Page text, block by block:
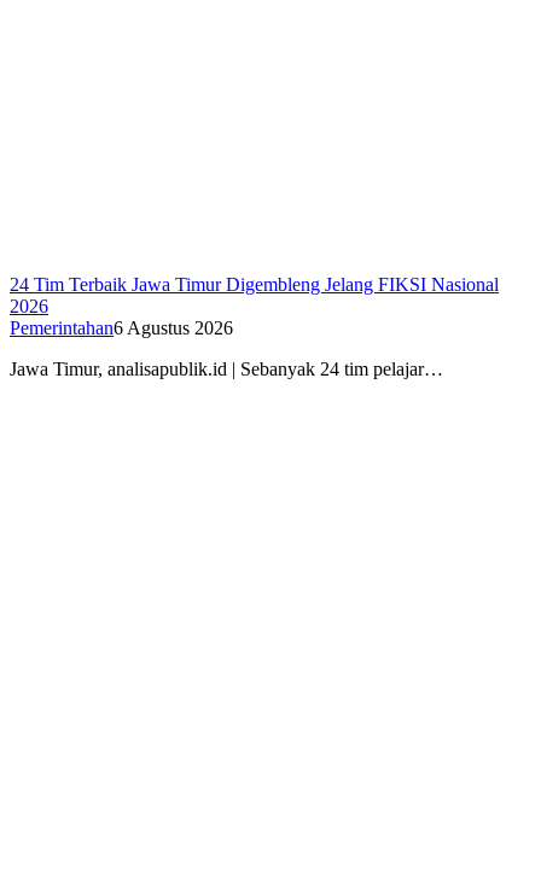
24 Tim Terbaik Jawa Timur Digembleng Jelang FIKSI Nasional
2026
Pemerintahan6 Agustus 2026
Jawa Timur, analisapublik.id | Sebanyak 24 tim pelajar…